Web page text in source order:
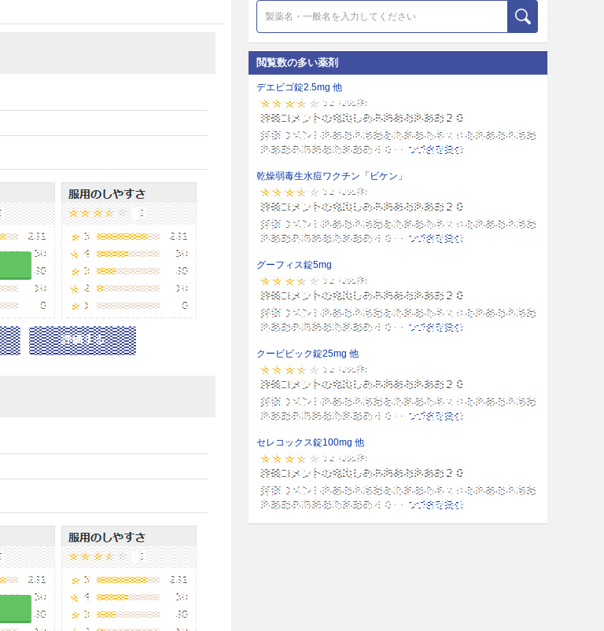
閲覧数の多い薬剤
デエビゴ錠2.5mg 他
乾燥弱毒生水痘ワクチン「ビケン」
グーフィス錠5mg
クービビック錠25mg 他
セレコックス錠100mg 他